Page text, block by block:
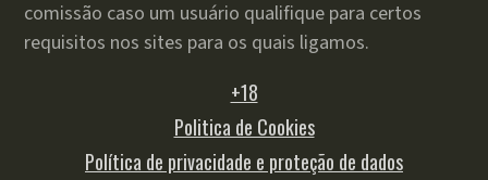
comissão caso um usuário qualifique para certos
requisitos nos sites para os quais ligamos.
+18
Politica de Cookies
Política de privacidade e proteção de dados